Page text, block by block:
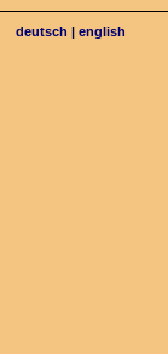
deutsch |english